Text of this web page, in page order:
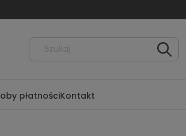
płatnościKontakt